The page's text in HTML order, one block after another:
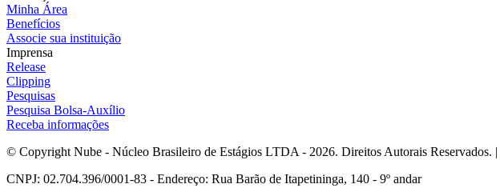
Minha Área
Benefícios
Associe sua instituição
Imprensa
Release
Clipping
Pesquisas
Pesquisa Bolsa-Auxílio
Receba informações
© Copyright Nube - Núcleo Brasileiro de Estágios LTDA - 2026. Direitos Autorais Reservados. |
CNPJ: 02.704.396/0001-83 - Endereço: Rua Barão de Itapetininga, 140 - 9º andar